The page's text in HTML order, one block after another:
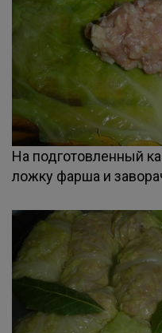
На подготовленный
ложку фарша и